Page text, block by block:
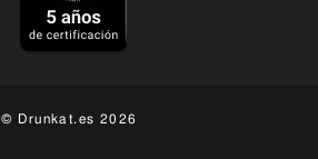
© Drunkat.es 2026